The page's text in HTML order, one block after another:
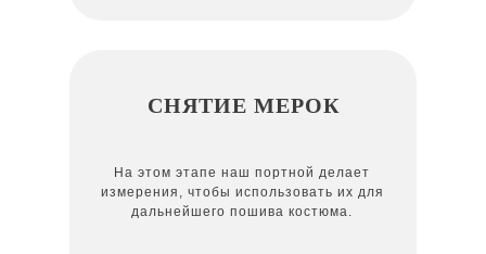
На этом этапе наш портной делает
измерения, чтобы использовать их для
дальнейшего пошива костюма.
СНЯТИЕ МЕРОК